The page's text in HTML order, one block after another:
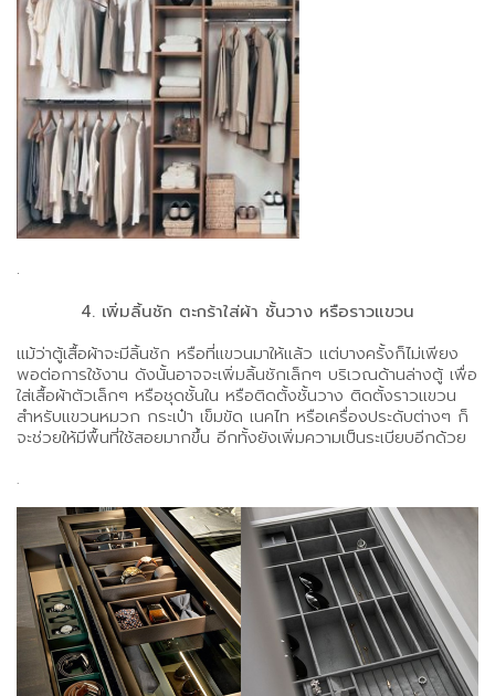
.
4. เพิ่มลิ้นชัก ตะกร้าใส่ผ้า ชั้นวาง หรือราวแขวน
แม้ว่าตู้เสื้อผ้าจะมีลิ้นชัก หรือที่แขวนมาให้แล้ว แต่บางครั้งก็ไม่เพียง
พอต่อการใช้งาน ดังนั้นอาจจะเพิ่มลิ้นชักเล็กๆ บริเวณด้านล่างตู้ เพื่อ
ใส่เสื้อผ้าตัวเล็กๆ หรือชุดชั้นใน หรือติดตั้งชั้นวาง ติดตั้งราวแขวน
สำหรับแขวนหมวก กระเป๋า เข็มขัด เนคไท หรือเครื่องประดับต่างๆ ก็
จะช่วยให้มีพื้นที่ใช้สอยมากขึ้น อีกทั้งยังเพิ่มความเป็นระเบียบอีกด้วย
.